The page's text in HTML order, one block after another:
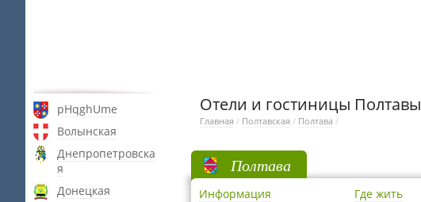
pHqghUme
Волынская
Днепропетровска
я
Донецкая
Отели и гостиницы Полтавы
Главная / Полтавская / Полтава /
Полтава
Информация Где жить